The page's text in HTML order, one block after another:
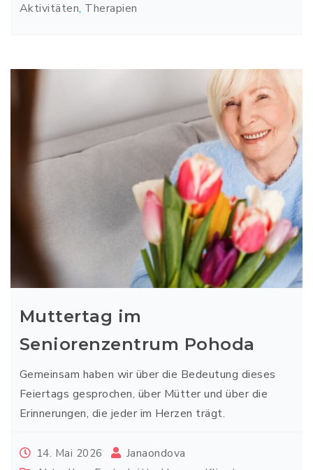
Aktivitäten, Therapien
Muttertag im
Seniorenzentrum Pohoda
Gemeinsam haben wir über die Bedeutung dieses
Feiertags gesprochen, über Mütter und über die
Erinnerungen, die jeder im Herzen trägt.
14. Mai 2026
Janaondova